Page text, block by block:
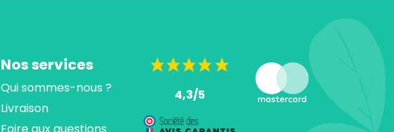
Nos services
Qui sommes-nous ?
Livraison
4,3/5